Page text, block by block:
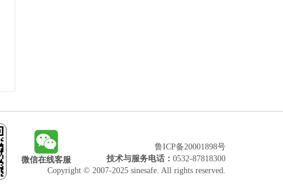
微信在线客服
鲁ICP备20001898号
技术与服务电话： 0532-87818300
Copyright © 2007-2025 sinesafe. All rights reserved.